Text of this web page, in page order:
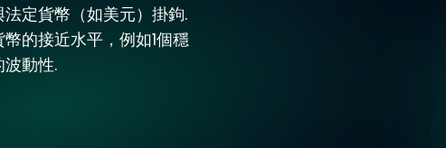
定貨幣（如美元）掛鉤.
的接近水平，例如1個穩
動性.